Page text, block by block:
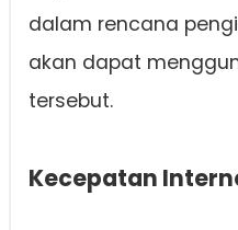
dalam rencana
akan dapat
tersebut.
Kecepatan